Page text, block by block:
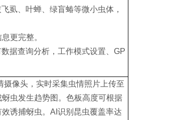
虱、叶蝉、绿盲蝽等微小虫体，
更完整。
据查询分析，工作模式设置、GP
像头，实时采集虫情照片上传至
虫发生趋势图。色板高度可根据
诱捕蚜虫。AI识别昆虫覆盖率达